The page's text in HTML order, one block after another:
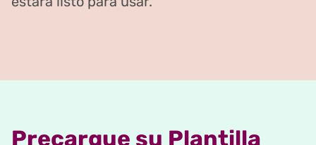
Precargue su Plantilla